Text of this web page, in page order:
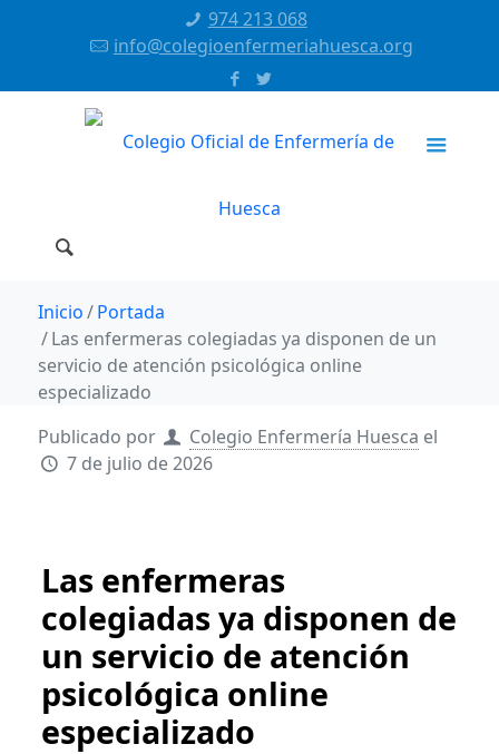
974 213 068
info@colegioenfermeriahuesca.org
Inicio
Portada
Las enfermeras colegiadas ya disponen de un
servicio de atención psicológica online
especializado
Publicado por
Colegio Enfermería Huesca el
7 de julio de 2026
Las enfermeras
colegiadas ya disponen de
un servicio de atención
psicológica online
especializado